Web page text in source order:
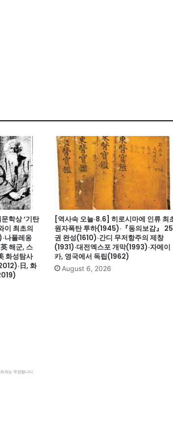
학상 ‘기탄
이 최초의
나폴레옹
해군, 스
화성탐사
日, 화
[역사속 오늘·8.6] 히로시마에 인류 최
원자폭탄 투하(1945)·『동의보감』 25
권 완성(1610)·간디 무저항주의 제창
(1931)·대전엑스포 개막(1993)·자메이
카, 영국에서 독립(1962)
August 6, 2026
와는 무관합니다.